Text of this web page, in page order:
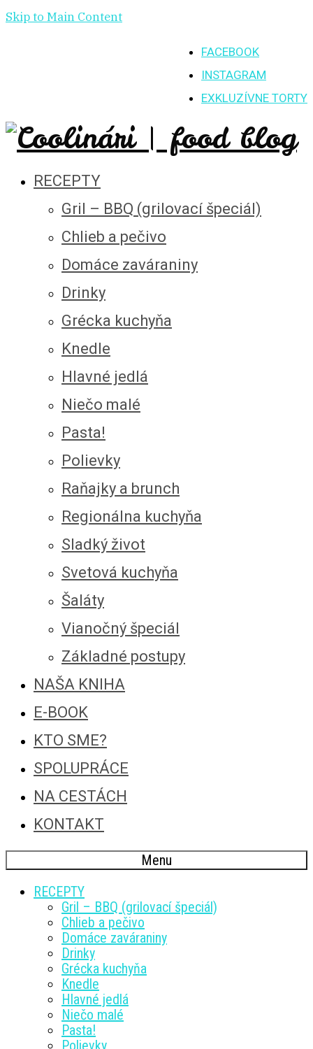
Skip to Main Content
FACEBOOK
INSTAGRAM
EXKLUZÍVNE TORTY
RECEPTY
Gril – BBQ (grilovací špeciál)
Chlieb a pečivo
Domáce zaváraniny
Drinky
Grécka kuchyňa
Knedle
Hlavné jedlá
Niečo malé
Pasta!
Polievky
Raňajky a brunch
Regionálna kuchyňa
Sladký život
Svetová kuchyňa
Šaláty
Vianočný špeciál
Základné postupy
NAŠA KNIHA
E-BOOK
KTO SME?
SPOLUPRÁCE
NA CESTÁCH
KONTAKT
Menu
RECEPTY
Gril – BBQ (grilovací špeciál)
Chlieb a pečivo
Domáce zaváraniny
Drinky
Grécka kuchyňa
Knedle
Hlavné jedlá
Niečo malé
Pasta!
Polievky